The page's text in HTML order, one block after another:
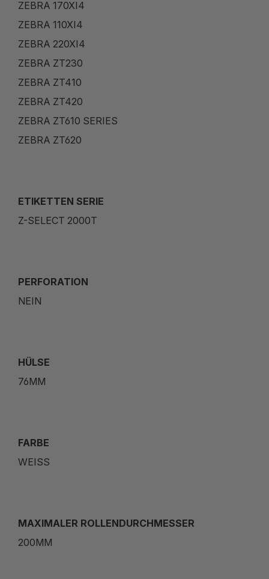
ZEBRA 170XI4
ZEBRA 110XI4
ZEBRA 220XI4
ZEBRA ZT230
ZEBRA ZT410
ZEBRA ZT420
ZEBRA ZT610 SERIES
ZEBRA ZT620
ETIKETTEN SERIE
Z-SELECT 2000T
PERFORATION
NEIN
HÜLSE
76MM
FARBE
WEISS
MAXIMALER ROLLENDURCHMESSER
200MM